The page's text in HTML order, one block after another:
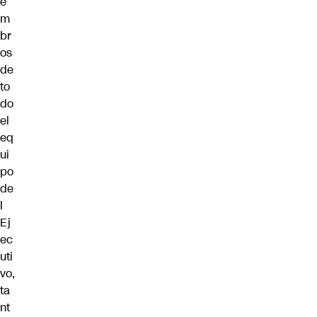
m
br
os
de
to
do
el
eq
ui
po
de
l
Ej
ec
uti
vo,
ta
nt